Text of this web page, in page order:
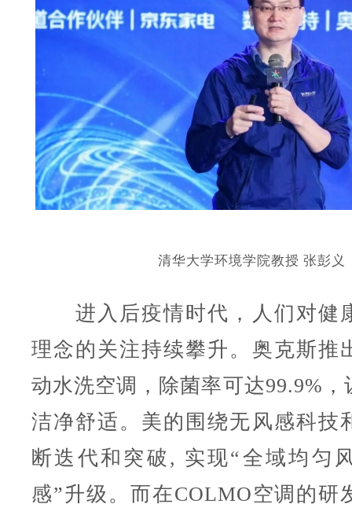
清华大学环境学院教授 张彭义
进入后疫情时代，人们对健
理念的关注持续攀升。奥克斯推
动水洗空调，除菌率可达99.9%，
洁净舒适。美的围绕无风感科技
断迭代和突破, 实现“全域均匀
感”升级。而在COLMO空调的研